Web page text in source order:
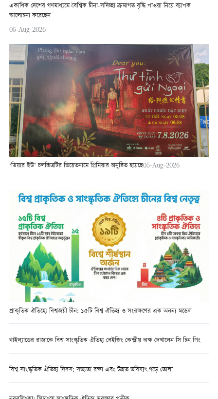
একাধিক দেশের গণমাধ্যমে বৈশ্বিক চীনা-সদিচ্ছা ক্রমাগত বৃদ্ধি পাওয়া নিয়ে ব্যাপক
আলোচনা করেছেন
05-Aug-2026
‘ডিয়ার ইউ’ চলচ্চিত্রটির ভিয়েতনামে প্রিমিয়ার অনুষ্ঠিত হয়েছে05-Aug-2026
প্রাকৃতিক ঐতিহ্যে বিশ্বজয়ী চীন: ১৫টি বিশ্ব ঐতিহ্য ও সংরক্ষণের এক অনন্য মডেল
থাইল্যান্ডের রাজাকে বিশ্ব সাংস্কৃতিক ঐতিহ্য বেইজিং কেন্দ্রীয় অক্ষ দেখালেন সি চিন পিং
বিশ্ব সাংস্কৃতিক ঐতিহ্য দিবস: সভ্যতা রক্ষা এবং উন্নত ভবিষ্যৎ গড়ে তোলা